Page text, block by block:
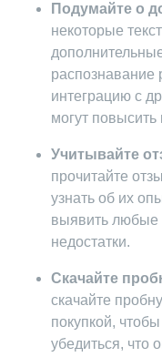
Подумайте о
некоторые
распознавание
интеграцию с
могут повысить
Учитывайте
прочитайте
узнать об их
выявить любые
недостатки.
Скачайте
скачайте
покупкой,
убедиться, что